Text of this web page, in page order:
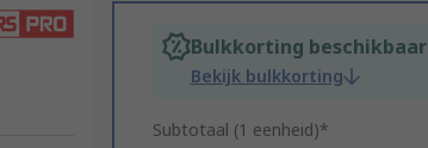
Bulkkorting beschikbaar
Bekijk bulkkorting
Subtotaal (1 eenheid)*